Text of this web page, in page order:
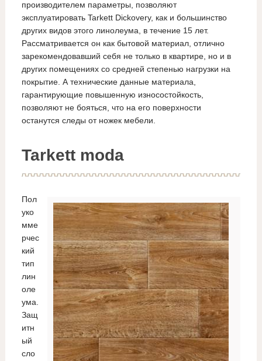
производителем параметры, позволяют
эксплуатировать Tarkett Dickovery, как и большинство
других видов этого линолеума, в течение 15 лет.
Рассматривается он как бытовой материал, отлично
зарекомендовавший себя не только в квартире, но и в
других помещениях со средней степенью нагрузки на
покрытие. А технические данные материала,
гарантирующие повышенную износостойкость,
позволяют не бояться, что на его поверхности
останутся следы от ножек мебели.
Tarkett moda
Пол
уко
мме
рчес
кий
тип
лин
оле
ума.
Защ
итн
ый
сло